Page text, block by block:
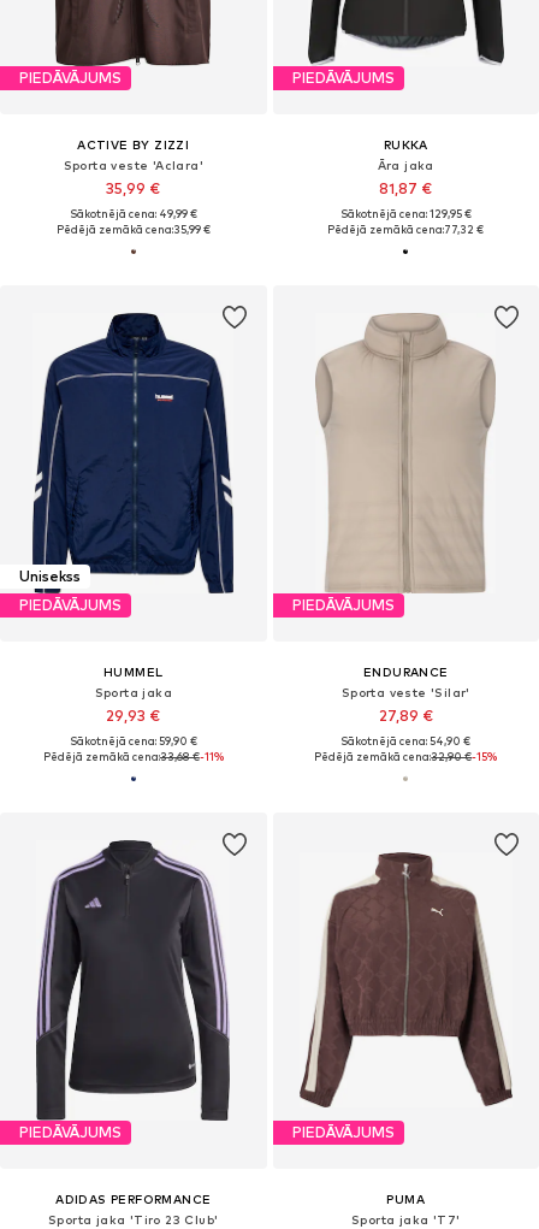
PIEDĀVĀJUMS
ACTIVE BY ZIZZI
Sporta veste 'Aclara'
35,99 €
Sākotnējā cena: 49,99 €
Pēdējā zemākā cena:35,99 €
PIEDĀVĀJUMS
RUKKA
Āra jaka
81,87 €
Sākotnējā cena: 129,95 €
Pēdējā zemākā cena:77,32 €
Unisekss
PIEDĀVĀJUMS
HUMMEL
Sporta jaka
29,93 €
Sākotnējā cena: 59,90 €
Pēdējā zemākā cena:33,68 €-11%
PIEDĀVĀJUMS
ENDURANCE
Sporta veste 'Silar'
27,89 €
Sākotnējā cena: 54,90 €
Pēdējā zemākā cena:32,90 €-15%
PIEDĀVĀJUMS
ADIDAS PERFORMANCE
Sporta jaka 'Tiro 23 Club'
PIEDĀVĀJUMS
PUMA
Sporta jaka 'T7'